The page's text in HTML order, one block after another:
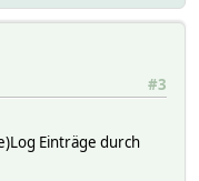
nutzen
#3
Einträge durch